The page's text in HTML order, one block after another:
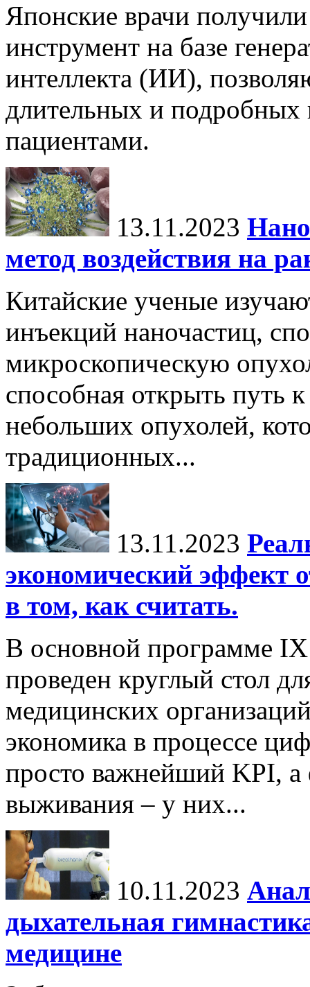
Японские врачи
инструмент на базе
интеллекта (ИИ),
длительных и подробных
пациентами.
13.11.2023
метод воздействия на
Китайские ученые
инъекций наночастиц,
микроскопическую
способная открыть путь
небольших опухолей,
традиционных...
13.11.2023
экономический эффект
в том, как считать.
В основной программе
проведен круглый стол
медицинских
экономика в процессе
просто важнейший KPI, а
выживания – у них...
10.11.2023
дыхательная
медицине